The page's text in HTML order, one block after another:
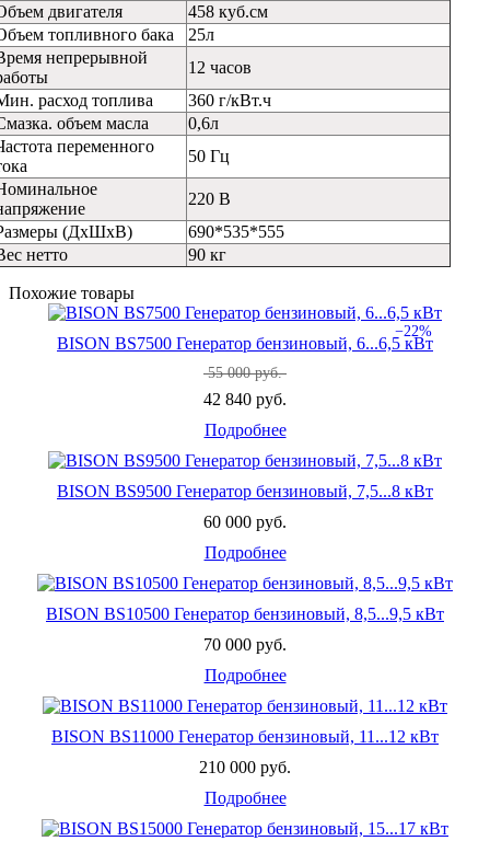
двигателя
458 куб.см
топливного бака
25л
непрерывной
12 часов
расход топлива
360 г/кВт.ч
объем масла
0,6л
переменного
50 Гц
220 В
(ДхШхВ)
690*535*555
нетто
90 кг
Похожие товары
−22%
BISON BS7500 Генератор бензиновый, 6...6,5 кВт
55 000 руб.
42 840 руб.
Подробнее
BISON BS9500 Генератор бензиновый, 7,5...8 кВт
60 000 руб.
Подробнее
BISON BS10500 Генератор бензиновый, 8,5...9,5 кВт
70 000 руб.
Подробнее
BISON BS11000 Генератор бензиновый, 11...12 кВт
210 000 руб.
Подробнее